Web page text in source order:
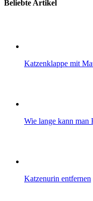
Beliebte Artikel
Katzenklappe mit
Wie lange kann man
Katzenurin entfernen